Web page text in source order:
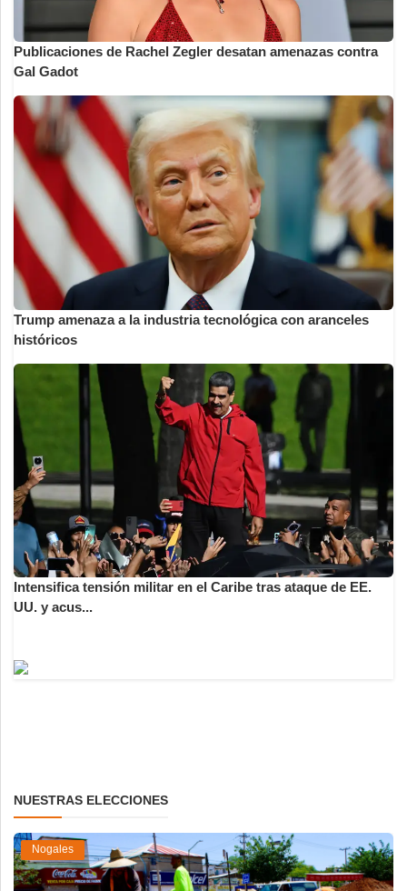
Publicaciones de Rachel Zegler desatan amenazas contra
Gal Gadot
Trump amenaza a la industria tecnológica con aranceles
históricos
Intensifica tensión militar en el Caribe tras ataque de EE.
UU. y acus...
NUESTRAS ELECCIONES
Nogales